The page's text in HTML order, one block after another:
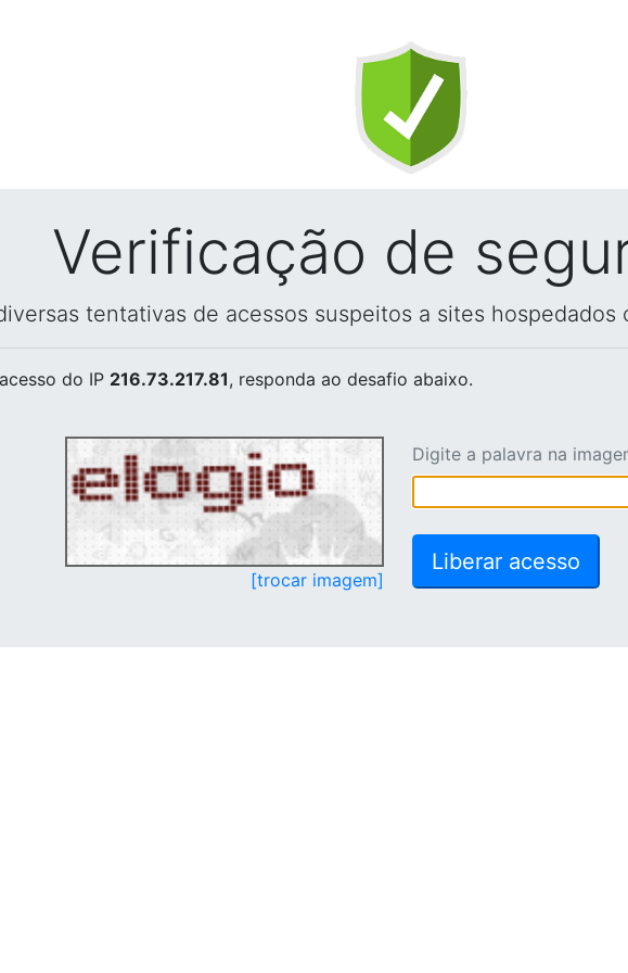
Verificação de
tentativas de acessos suspeitos a sites hospedados
do IP 216.73.217.81, responda ao desafio abaixo.
[trocar imagem]
Digite a palavra na